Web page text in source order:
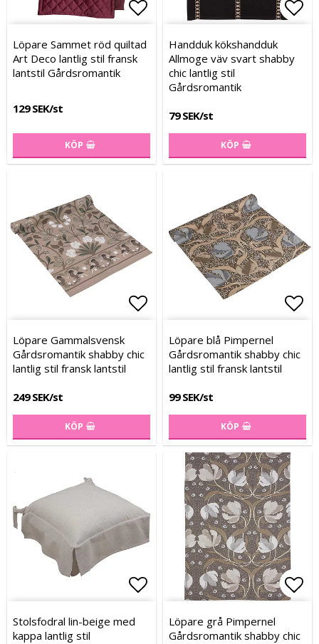
Lägg till i favoritlistan
Löpare Sammet röd quiltad
Art Deco lantlig stil fransk
lantstil Gårdsromantik
129 SEK/st
KÖP
Handduk kökshandduk
Allmoge väv svart shabby
chic lantlig stil
Gårdsromantik
79 SEK/st
KÖP
Lägg till i favoritlistan
Lägg till i favoritlistan
Löpare Gammalsvensk
Gårdsromantik shabby chic
lantlig stil fransk lantstil
249 SEK/st
KÖP
Löpare blå Pimpernel
Gårdsromantik shabby chic
lantlig stil fransk lantstil
99 SEK/st
KÖP
Lägg till i favoritlistan
Stolsfodral lin-beige med
kappa lantlig stil
Löpare grå Pimpernel
Gårdsromantik shabby chic